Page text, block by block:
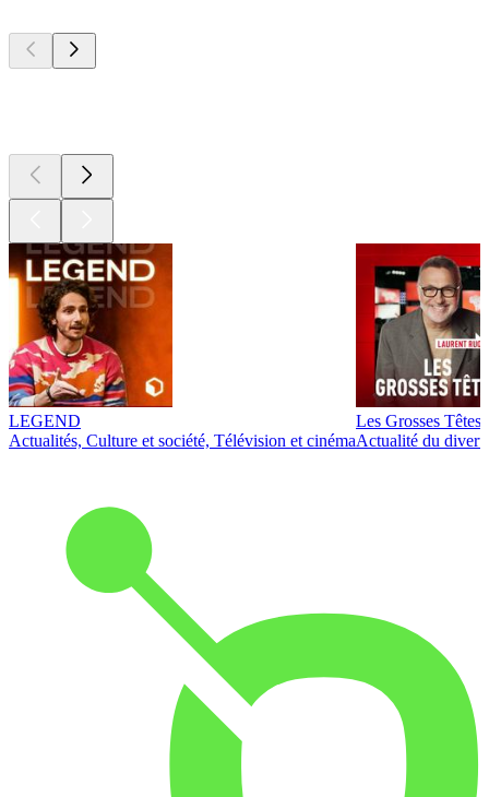
LEGEND
Actualités, Culture et société, Télévision et cinéma
Les Grosses Têtes
Actualité du